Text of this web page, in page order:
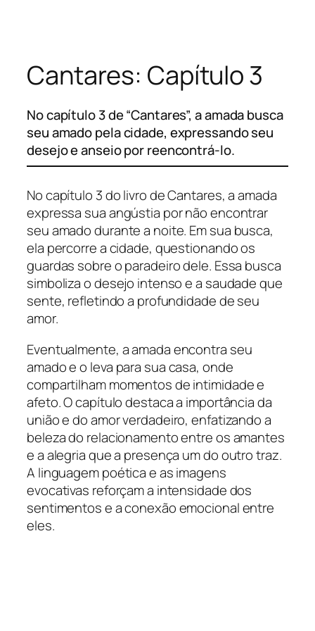
conteúdo
Cantares: Capítulo 3
No capítulo 3 de “Cantares”, a amada busca
seu amado pela cidade, expressando seu
desejo e anseio por reencontrá-lo.
No capítulo 3 do livro de Cantares, a amada
expressa sua angústia por não encontrar
seu amado durante a noite. Em sua busca,
ela percorre a cidade, questionando os
guardas sobre o paradeiro dele. Essa busca
simboliza o desejo intenso e a saudade que
sente, refletindo a profundidade de seu
amor.
Eventualmente, a amada encontra seu
amado e o leva para sua casa, onde
compartilham momentos de intimidade e
afeto. O capítulo destaca a importância da
união e do amor verdadeiro, enfatizando a
beleza do relacionamento entre os amantes
e a alegria que a presença um do outro traz.
A linguagem poética e as imagens
evocativas reforçam a intensidade dos
sentimentos e a conexão emocional entre
eles.